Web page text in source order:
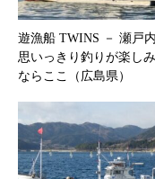
遊漁船 TWINS － 瀬戸
思いっきり釣りが楽し
ならここ（広島県）